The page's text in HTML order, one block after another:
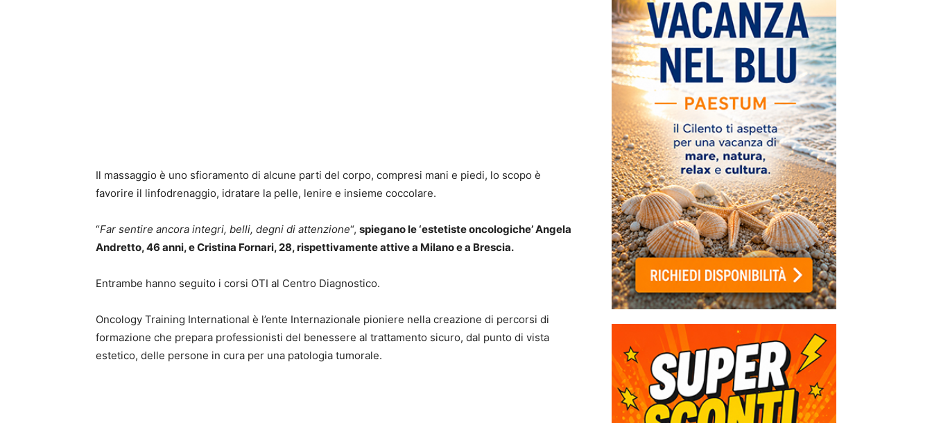
Il massaggio è uno sfioramento di alcune parti del corpo, compresi mani e piedi, lo scopo è
favorire il linfodrenaggio, idratare la pelle, lenire e insieme coccolare.
“Far sentire ancora integri, belli, degni di attenzione“, spiegano le ‘estetiste oncologiche’ Angela
Andretto, 46 anni,e Cristina Fornari, 28, rispettivamente attive a Milano e a Brescia.
Entrambe hanno seguito i corsi OTI al Centro Diagnostico.
Oncology Training International è l’ente Internazionale pioniere nella creazione di percorsi di
formazione che prepara professionisti del benessere al trattamento sicuro, dal punto di vista
estetico, delle persone in cura per una patologia tumorale.